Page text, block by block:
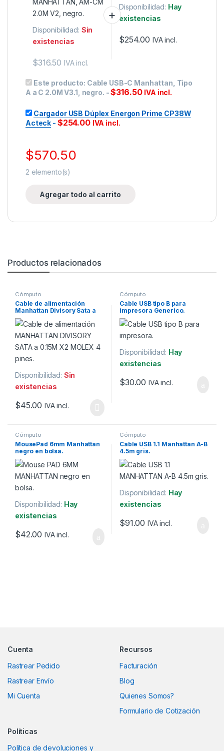
Disponibilidad: Sin
existencias
$316.50 IVA incl.
Disponibilidad: Hay
existencias
$254.00 IVA incl.
Este producto: Cable USB-C Manhattan, Tipo
A a C 2.0M V3.1, negro. -$316.50 IVA incl.
Cargador USB Dúplex Energon Prime CP38W
Acteck - $254.00 IVA incl.
$570.50
2 elemento(s)
Agregar todo al carrito
Productos relacionados
Cómputo
Cable de alimentación
Manhattan Divisory Sata a
0.16m x2 Molex 4 pines.
Disponibilidad: Sin
existencias
$45.00 IVA incl.
Cómputo
Cable USB tipo B para
impresora Generico.
Disponibilidad: Hay
existencias
$30.00 IVA incl.
Cómputo
MousePad 6mm Manhattan
negro en bolsa.
Disponibilidad: Hay
existencias
$42.00 IVA incl.
Cómputo
Cable USB 1.1 Manhattan A-B
4.5m gris.
Disponibilidad: Hay
existencias
$91.00 IVA incl.
Cuenta
Rastrear Pedido
Rastrear Envío
Mi Cuenta
Recursos
Facturación
Blog
Quienes Somos?
Formulario de Cotización
Políticas
Política de devoluciones y